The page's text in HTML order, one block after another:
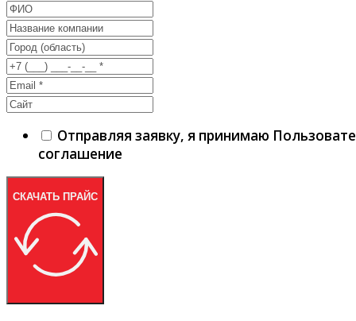
Отправляя заявку, я принимаю
соглашение
СКАЧАТЬ ПРАЙС